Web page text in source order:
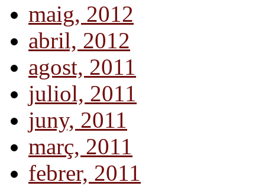
maig, 2012
abril, 2012
agost, 2011
juliol, 2011
juny, 2011
març, 2011
febrer, 2011